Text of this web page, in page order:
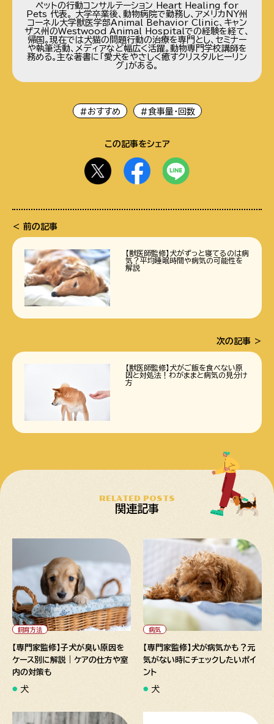
ペットの行動コンサルテーション Heart Healing for
Pets 代表。 大学卒業後、動物病院で勤務し、アメリカNY州
コーネル大学獣医学部Animal Behavior Clinic、キャン
ザス州のWestwood Animal Hospitalでの経験を経て、
帰国。現在では犬猫の問題行動の治療を専門とし、セミナー
や執筆活動、メディアなど幅広く活躍。動物専門学校講師を
務める。主な著書に「愛犬をやさしく癒すクリスタルヒーリン
グ」がある。
#おすすめ #食事量・回数
この記事をシェア
前の記事
【獣医師監修】犬がずっと寝てるのは病
気？平均睡眠時間や病気の可能性を
解説
次の記事
【獣医師監修】犬がご飯を食べない原
因と対処法！わがままと病気の見分け
方
RELATED POSTS
関連記事
" alt="【専門家監修】子犬が臭
い原因をケース別に解説｜ケア
の仕方や室内の対策も">
飼育方法
【専門家監修】子犬が臭い原因を
ケース別に解説｜ケアの仕方や室
内の対策も
犬
" alt="【専門家監修】犬が病気
かも？元気がない時にチェック
したいポイント">
病気
【専門家監修】犬が病気かも？元
気がない時にチェックしたいポイ
ント
犬